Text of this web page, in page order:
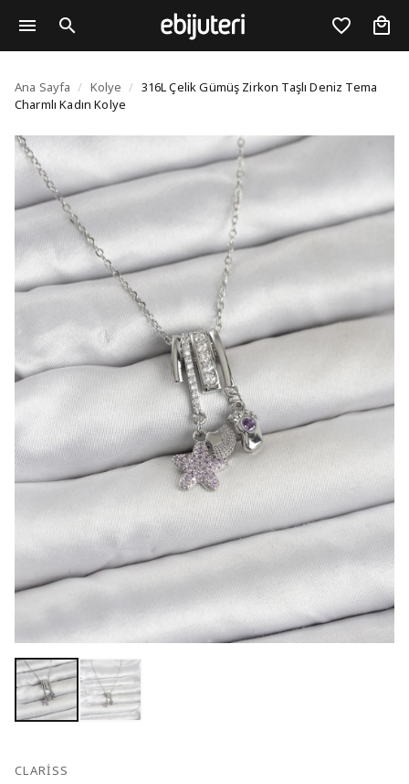
316L Çelik Gümüş
Ana Sayfa / Kolye / 316L Çelik Gümüş Zirkon Taşlı Deniz Tema
Charmlı Kadın Kolye
CLARISS